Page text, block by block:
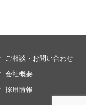
ご相談・お問い合わせ
会社概要
採用情報